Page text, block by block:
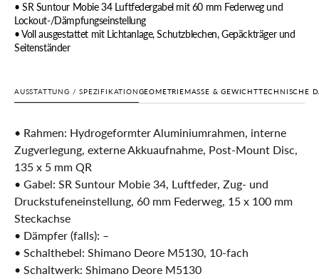
• SR Suntour Mobie 34 Luftfedergabel mit 60 mm Federweg und
Lockout-/Dämpfungseinstellung
• Voll ausgestattet mit Lichtanlage, Schutzblechen, Gepäckträger und
Seitenständer
AUSSTATTUNG / SPEZIFIKATIONGEOMETRIEMASSE & GEWICHTTECHNISCHE
• Rahmen: Hydrogeformter Aluminiumrahmen, interne
Zugverlegung, externe Akkuaufnahme, Post-Mount Disc,
135 x 5 mm QR
• Gabel: SR Suntour Mobie 34, Luftfeder, Zug- und
Druckstufeneinstellung, 60 mm Federweg, 15 x 100 mm
Steckachse
• Dämpfer (falls): –
• Schalthebel: Shimano Deore M5130, 10-fach
• Schaltwerk: Shimano Deore M5130